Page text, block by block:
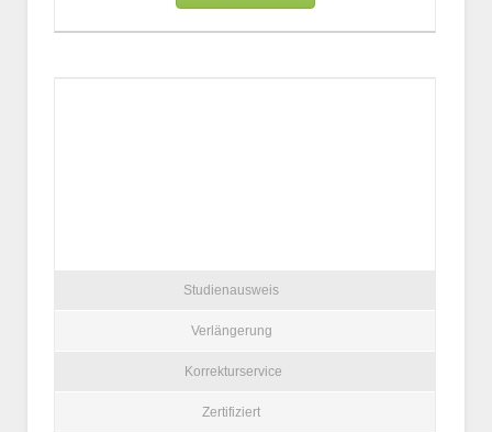
Studienausweis
Verlängerung
Korrekturservice
Zertifiziert